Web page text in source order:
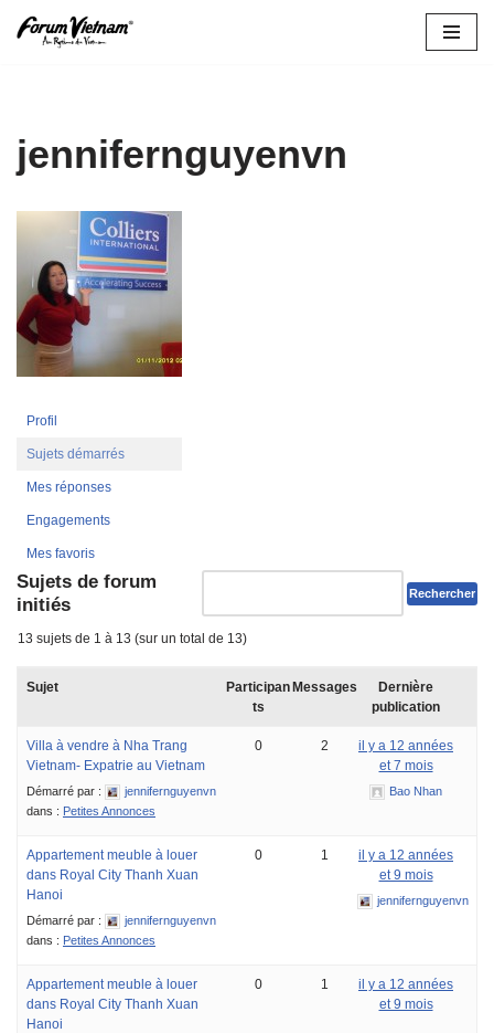
jennifernguyenvn
Profil
Sujets démarrés
Mes réponses
Engagements
Mes favoris
Sujets de forum
initiés
13 sujets de 1 à 13 (sur un total de 13)
Sujet
Participan
ts
Messages
Dernière
publication
Villa à vendre à Nha Trang
Vietnam- Expatrie au Vietnam
Démarré par :
jennifernguyenvn
dans : Petites Annonces
0 2
il y a 12 années
et 7 mois
Bao Nhan
Appartement meuble à louer
dans Royal City Thanh Xuan
Hanoi
Démarré par :
jennifernguyenvn
dans : Petites Annonces
0 1
il y a 12 années
et 9 mois
jennifernguyenvn
Appartement meuble à louer
dans Royal City Thanh Xuan
Hanoi
0 1
il y a 12 années
et 9 mois